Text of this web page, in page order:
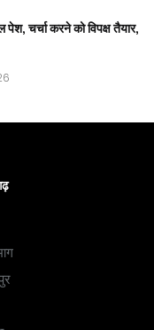
पेश, चर्चा करने को विपक्ष तैयार,